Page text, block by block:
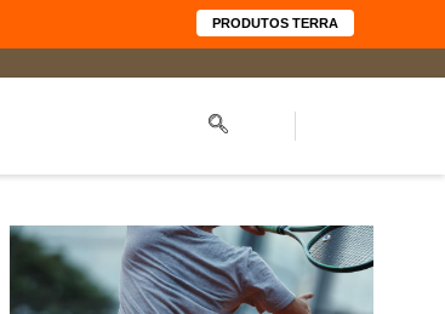
PRODUTOS TERRA